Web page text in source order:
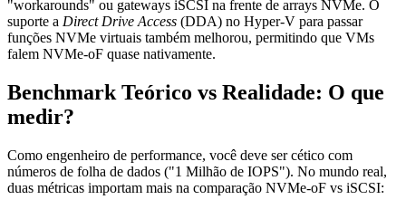
"workarounds" ou gateways iSCSI na frente de arrays NVMe. O
suporte a Direct Drive Access (DDA) no Hyper-V para passar
funções NVMe virtuais também melhorou, permitindo que VMs
falem NVMe-oF quase nativamente.
Benchmark Teórico vs Realidade: O que
medir?
Como engenheiro de performance, você deve ser cético com
números de folha de dados ("1 Milhão de IOPS"). No mundo real,
duas métricas importam mais na comparação NVMe-oF vs iSCSI: